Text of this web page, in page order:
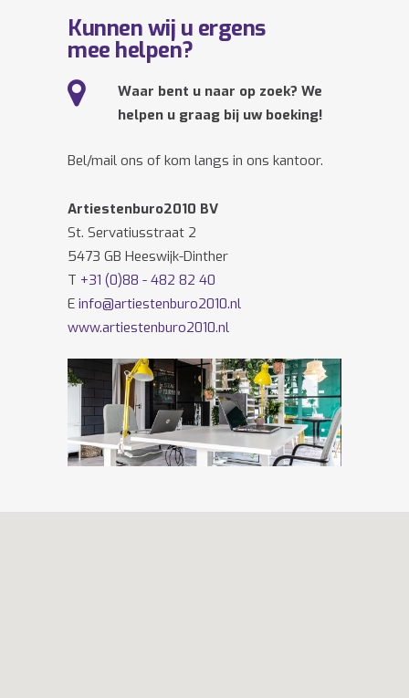
Kunnen wij u ergens
mee helpen?
Waar bent u naar op zoek? We
helpen u graag bij uw boeking!
Bel/mail ons of kom langs in ons kantoor.
Artiestenburo2010 BV
St. Servatiusstraat 2
5473 GB Heeswijk-Dinther
T +31 (0)88 - 482 82 40
E info@artiestenburo2010.nl
www.artiestenburo2010.nl
Volg ons ook opFacebookenTwitter